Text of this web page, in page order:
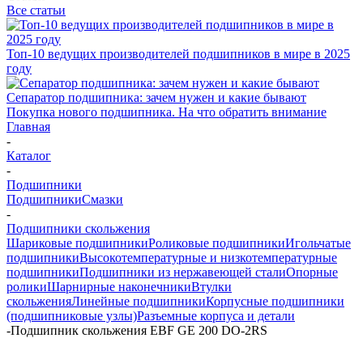
Все статьи
Топ-10 ведущих производителей подшипников в мире в 2025
году
Сепаратор подшипника: зачем нужен и какие бывают
Покупка нового подшипника. На что обратить внимание
Главная
-
Каталог
-
Подшипники
ПодшипникиСмазки
-
Подшипники скольжения
Шариковые подшипникиРоликовые подшипникиИгольчатые
подшипникиВысокотемпературные и низкотемпературные
подшипникиПодшипники из нержавеющей сталиОпорные
роликиШарнирные наконечникиВтулки
скольженияЛинейные подшипникиКорпусные подшипники
(подшипниковые узлы)Разъемные корпуса и детали
-Подшипник скольжения EBF GE 200 DO-2RS